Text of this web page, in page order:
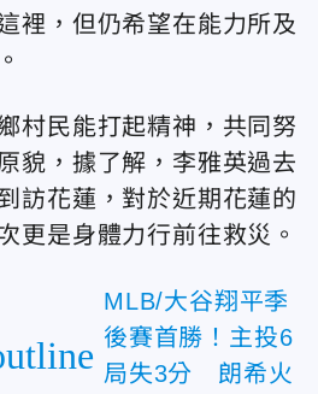
裡，但仍希望在能力所及
村民能打起精神，共同努
貌，據了解，李雅英過去
訪花蓮，對於近期花蓮的
更是身體力行前往救災。
MLB/大谷翔平季
後賽首勝！主投6
局失3分 朗希火